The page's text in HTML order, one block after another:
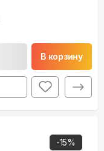
В корзину
-15%